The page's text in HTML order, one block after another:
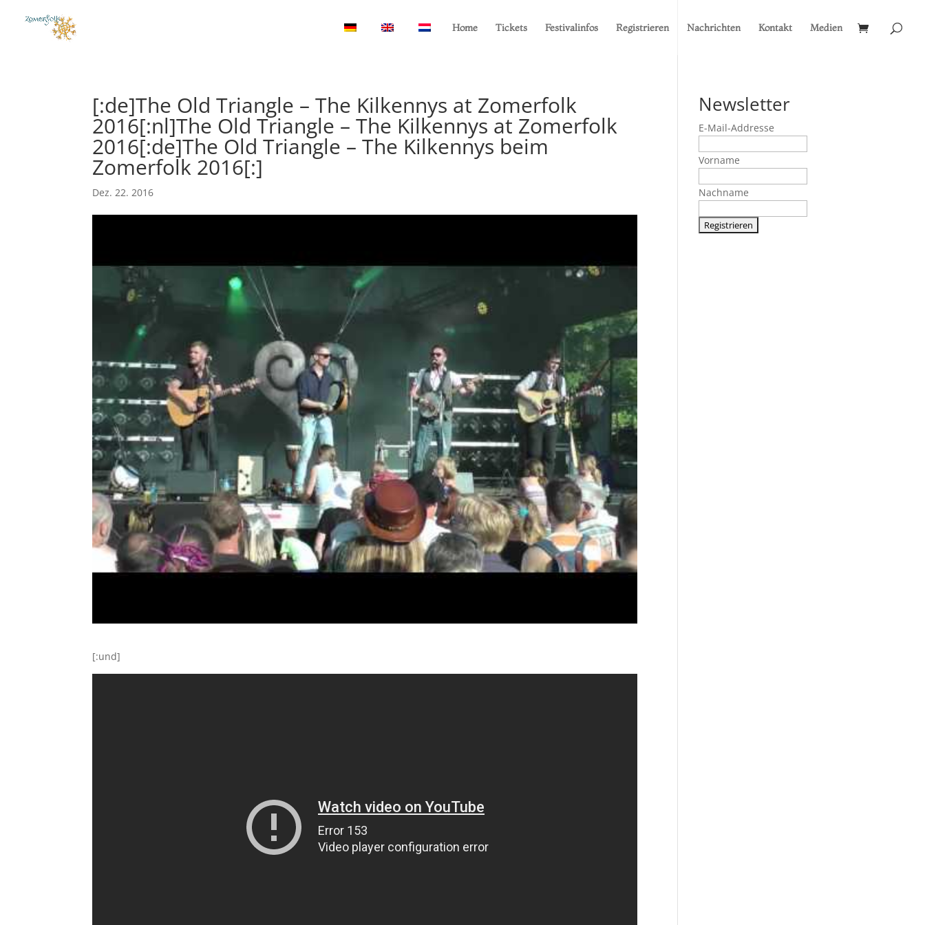
Home Tickets Festivalinfos Registrieren Nachrichten Kontakt Medien
[:de]The Old Triangle – The Kilkennys at Zomerfolk
2016[:nl]The Old Triangle – The Kilkennys at Zomerfolk
2016[:de]The Old Triangle – The Kilkennys beim
Zomerfolk 2016[:]
Dez. 22. 2016
[:und]
Newsletter
E-Mail-Addresse
Vorname
Nachname